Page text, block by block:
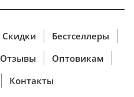
Скидки
Бестселлеры
Отзывы
Оптовикам
Контакты